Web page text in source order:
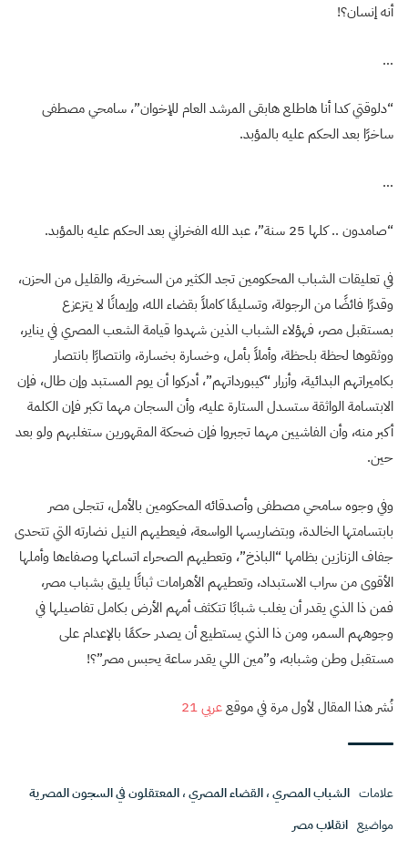
أنه إنسان؟!
…
“دلوقتي كدا أنا هاطلع هابقى المرشد العام للإخوان”، سامحي مصطفى
ساخرًا بعد الحكم عليه بالمؤبد.
…
“صامدون .. كلها 25 سنة”، عبد الله الفخراني بعد الحكم عليه بالمؤبد.
في تعليقات الشباب المحكومين تجد الكثير من السخرية، والقليل من الحزن،
وقدرًا فائضًا من الرجولة، وتسليمًا كاملاً بقضاء الله، وإيمانًا لا يتزعزع
بمستقبل مصر، فهؤلاء الشباب الذين شهدوا قيامة الشعب المصري في يناير،
ووثقوها لحظة بلحظة، وأملاً بأمل، وخسارة بخسارة، وانتصارًا بانتصار
بكاميراتهم البدائية، وأزرار “كيبورداتهم”، أدركوا أن يوم المستبد وإن طال، فإن
الابتسامة الواثقة ستسدل الستارة عليه، وأن السجان مهما تكبر فإن الكلمة
أكبر منه، وأن الفاشيين مهما تجبروا فإن ضحكة المقهورين ستغلبهم ولو بعد
حين.
وفي وجوه سامحي مصطفى وأصدقائه المحكومين بالأمل، تتجلى مصر
بابتسامتها الخالدة، وبتضاريسها الواسعة، فيعطيهم النيل نضارته التي تتحدى
جفاف الزنازين بظامها “الباذخ”، وتعطيهم الصحراء اتساعها وصفاءها وأملها
الأقوى من سراب الاستبداد، وتعطيهم الأهرامات ثباتًا يليق بشباب مصر،
فمن ذا الذي يقدر أن يغلب شبابًا تتكثف أمهم الأرض بكامل تفاصيلها في
وجوههم السمر، ومن ذا الذي يستطيع أن يصدر حكمًا بالإعدام على
مستقبل وطن وشبابه، و”مين اللي يقدر ساعة يحبس مصر”؟!
نُشر هذا المقال لأول مرة في موقععربي 21
علامات الشباب المصري،القضاء المصري،المعتقلون في السجون المصرية
مواضيع انقلاب مصر